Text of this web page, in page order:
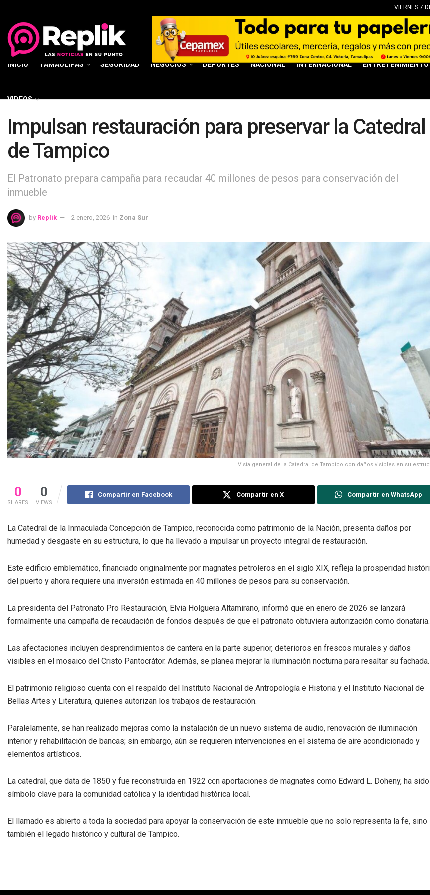
VIERNES 7
INICIO TAMAULIPAS SEGURIDAD NEGOCIOS DEPORTES NACIONAL INTERNACIONAL ENTRETENIMIENTO
VIDEOS
Impulsan restauración para preservar la Catedral
de Tampico
El Patronato prepara campaña para recaudar 40 millones de pesos para conservación del
inmueble
by Replik 2 enero, 2026 in Zona Sur
Vista general de la Catedral de Tampico con daños visibles en su
0
SHARES
0
VIEWS
Compartir en Facebook Compartir en X Compartir en WhatsApp
La Catedral de la Inmaculada Concepción de Tampico, reconocida como patrimonio de la Nación, presenta daños por
humedad y desgaste en su estructura, lo que ha llevado a impulsar un proyecto integral de restauración.
Este edificio emblemático, financiado originalmente por magnates petroleros en el siglo XIX, refleja la prosperidad
del puerto y ahora requiere una inversión estimada en 40 millones de pesos para su conservación.
La presidenta del Patronato Pro Restauración, Elvia Holguera Altamirano, informó que en enero de 2026 se lanzará
formalmente una campaña de recaudación de fondos después de que el patronato obtuviera autorización como donataria.
Las afectaciones incluyen desprendimientos de cantera en la parte superior, deterioros en frescos murales y daños
visibles en el mosaico del Cristo Pantocrátor. Además, se planea mejorar la iluminación nocturna para resaltar su fachada.
El patrimonio religioso cuenta con el respaldo del Instituto Nacional de Antropología e Historia y el Instituto Nacional de
Bellas Artes y Literatura, quienes autorizan los trabajos de restauración.
Paralelamente, se han realizado mejoras como la instalación de un nuevo sistema de audio, renovación de iluminación
interior y rehabilitación de bancas; sin embargo, aún se requieren intervenciones en el sistema de aire acondicionado y
elementos artísticos.
La catedral, que data de 1850 y fue reconstruida en 1922 con aportaciones de magnates como Edward L. Doheny, ha sido
símbolo clave para la comunidad católica y la identidad histórica local.
El llamado es abierto a toda la sociedad para apoyar la conservación de este inmueble que no solo representa la fe, sino
también el legado histórico y cultural de Tampico.